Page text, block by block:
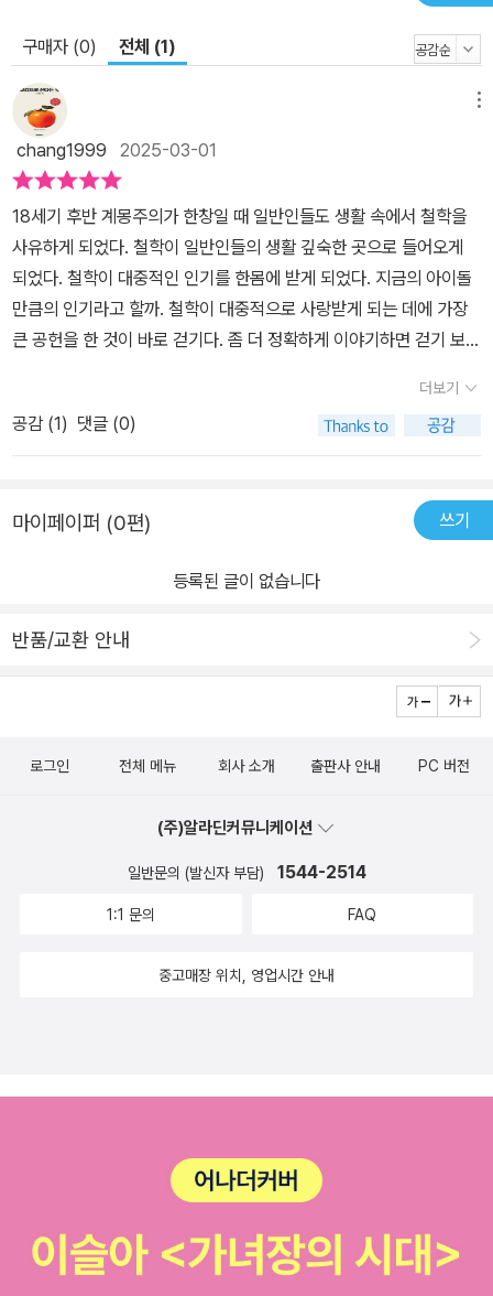
구매자 (0) 전체 (1)
chang1999 2025-03-01
18세기 후반 계몽주의가 한창일 때 일반인들도 생활 속에서 철학을
사유하게 되었다. 철학이 일반인들의 생활 깊숙한 곳으로 들어오게
되었다. 철학이 대중적인 인기를 한몸에 받게 되었다. 지금의 아이돌
만큼의 인기라고 할까. ​철학이 대중적으로 사랑받게 되는 데에 가장
큰 공헌을 한 것이 바로 걷기다. 좀 더 정확하게 이야기하면 걷기 보다
사색을 할 수 있었던 것이 철학의 대중화를 앞당겼다. ​18세기 유럽의
일반적인 도시 문화는 귀족들이 걸어 다니는 것을 천박하게 생각했던
때였다. 평민들과 차별화된 전략으로 걷기보다 마차를 활용했었다.
그러던 와중에 시발점이 명확하지는 않지만 도시민들이 걷기를 통해
다른 즐거움을 얻게 되면서 산책하는 법에 대한 다양한 생각들이 정
가 산책하는 모습을 보고 시간을 알아맞혔다고 하지 않았나. 산책은
든지 산책이 주는 유익함을 경험할 수 있다. 특히 만물이 생동하는 봄
산책만큼 좋은 것이 없으리라 생각된다. ​중년의 나이에 접어들면서
가 종아리 근육이 걸려 한동안 좋아하던 운동도 하지 못하는 신세가
되었다. 하지만 나이의 많고 적음을 떠나 아니 나이가 들어서도 할 수
운동에도 취향이 다르겠지만 산책이 주는 유익함은 경험한 자만이 몸
고 반문하시는 분들이 있을 것 같다. 『산책하는 법』의 부제를 보면 단
밭, 무수히 많은 식물들과 동물들. 이 모든 것을 보고 듣고 주의를 기
울이는 것이 산책이다. 그렇다고 산책이 시골에서만 누릴 수 있는 것
이 아니다. 도시 산책이 주는 유익도 크다. 익명성이 보장되는 도시 거
리에서 즐비한 건물 사이로 산책하는 느낌은 자연 속에서 산책하는
더보기
공감 (1) 댓글 (0)
마이페이퍼 (0편) 쓰기
등록된 글이 없습니다
반품/교환 안내
로그인 전체 메뉴 회사 소개 출판사 안내 PC 버전
(주)알라딘커뮤니케이션
일반문의 (발신자 부담) 1544-2514
1:1 문의 FAQ
중고매장 위치, 영업시간 안내